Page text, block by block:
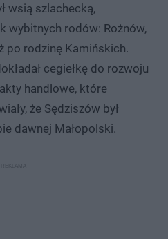
wsią szlachecką,
wybitnych rodów: Rożnów,
po rodzinę Kamińskich.
cegiełkę do rozwoju
handlowe, które
że Sędziszów był
dawnej Małopolski.